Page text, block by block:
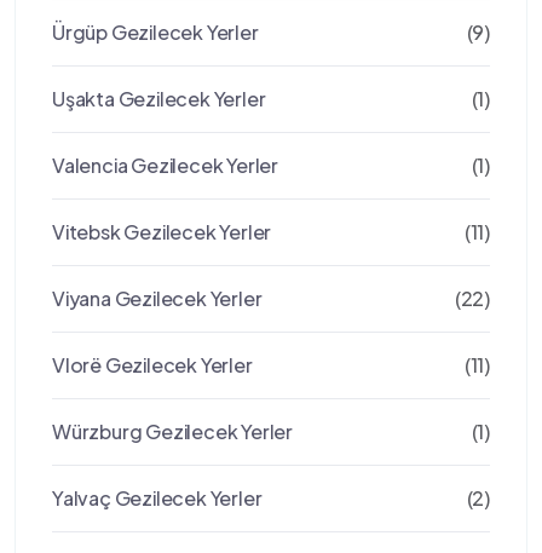
Ürgüp Gezilecek Yerler (9)
Uşakta Gezilecek Yerler (1)
Valencia Gezilecek Yerler (1)
Vitebsk Gezilecek Yerler (11)
Viyana Gezilecek Yerler (22)
Vlorë Gezilecek Yerler (11)
Würzburg Gezilecek Yerler (1)
Yalvaç Gezilecek Yerler (2)